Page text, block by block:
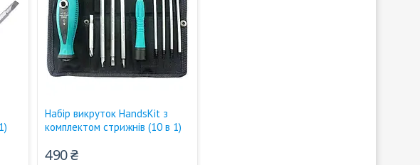
Набір викруток HandsKit з
комплектом стрижнів (10 в 1)
490 ₴